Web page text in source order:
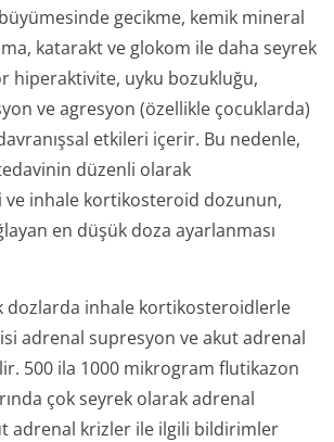
gecikme, kemik mineral
katarakt ve glokom ile daha seyrek
hiperaktivite, uyku bozukluğu,
ve agresyon (özellikle çocuklarda)
etkileri içerir. Bu nedenle,
düzenli olarak
inhale kortikosteroid dozunun,
en düşük doza ayarlanması
dozlarda inhale kortikosteroidlerle
adrenal supresyon ve akut adrenal
500 ila 1000 mikrogram flutikazon
çok seyrek olarak adrenal
adrenal krizler ile ilgili bildirimler